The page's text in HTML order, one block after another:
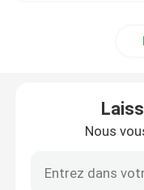
Nous